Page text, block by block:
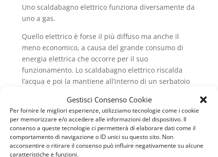
Gestisci Consenso Cookie
Per fornire le migliori esperienze, utilizziamo tecnologie come i cookie
per memorizzare e/o accedere alle informazioni del dispositivo. Il
consenso a queste tecnologie ci permetterà di elaborare dati come il
comportamento di navigazione o ID unici su questo sito. Non
acconsentire o ritirare il consenso può influire negativamente su alcune
caratteristiche e funzioni.
Uno scaldabagno elettrico funziona diversamente da
uno a gas.
Quello elettrico è forse il più diffuso ma anche il
meno economico, a causa del grande consumo di
energia elettrica che occorre per il suo
funzionamento. Lo scaldabagno elettrico riscalda
l’acqua e poi la mantiene all’interno di un serbatoio
Il problema è che l’acqua si raffredda rapidamente, e
ogni volta che succede lo scaldabagno si riaccende,
restando in definitiva la maggior parte del tempo
accesso e consumando molta energia elettrica. Il